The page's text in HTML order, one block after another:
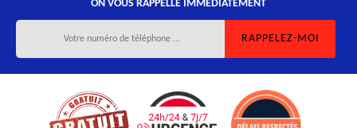
ON VOUS RAPPELLE IMMEDIATEMENT